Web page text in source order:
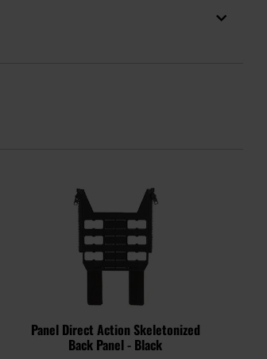
Panel Direct Action Skeletonized
Back Panel - Black